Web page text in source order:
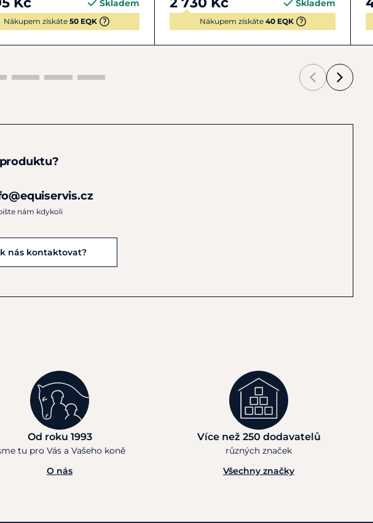
Anatomic Absorb Half Pad
je ideální volbou pro jezdce, kteří hledají
mezi maximální ochranou koně a přirozeným, citlivým kontaktem v
nesušit v sušičce, nechat volně uschnout
Skladem
Nákupem získáte 50 EQK
Skladem
Nákupem získáte 40 EQK
nám kdykoli
nás kontaktovat?
Od roku 1993
tu pro Vás a Vašeho koně
O nás
Více než 250 dodavatelů
různých značek
Všechny značky